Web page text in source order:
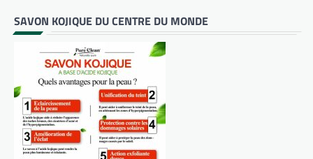
SAVON KOJIQUE DU CENTRE DU MONDE